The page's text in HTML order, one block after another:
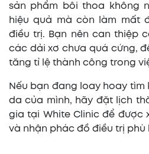
sản phẩm bôi thoa không
hiệu quả mà còn làm mất
điều trị. Bạn nên can thiệp
các dải xơ chưa quá cứng,
tăng tỉ lệ thành công trong
Nếu bạn đang loay hoay tìm
da của mình, hãy đặt lịch
gia tại White Clinic để được
và nhận phác đồ điều trị phù